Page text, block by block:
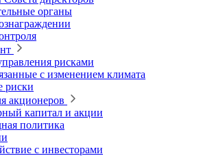
органы
рисками
с изменением климата
риски
акционеров
капитал и акции
политика
с инвесторами